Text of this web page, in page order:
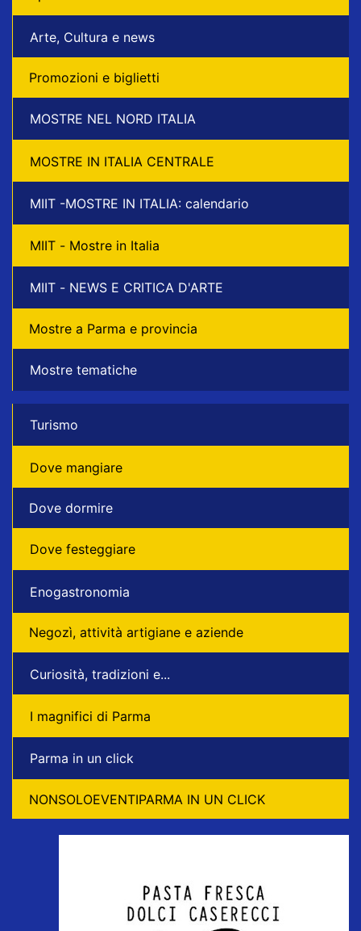
Arte, Cultura e news
Promozioni e biglietti
MOSTRE NEL NORD ITALIA
MOSTRE IN ITALIA CENTRALE
MIIT -MOSTRE IN ITALIA: calendario
MIIT - Mostre in Italia
MIIT - NEWS E CRITICA D'ARTE
Mostre a Parma e provincia
Mostre tematiche
Turismo
Dove mangiare
Dove dormire
Dove festeggiare
Enogastronomia
Negozì, attività artigiane e aziende
Curiosità, tradizioni e...
I magnifici di Parma
Parma in un click
NONSOLOEVENTIPARMA IN UN CLICK